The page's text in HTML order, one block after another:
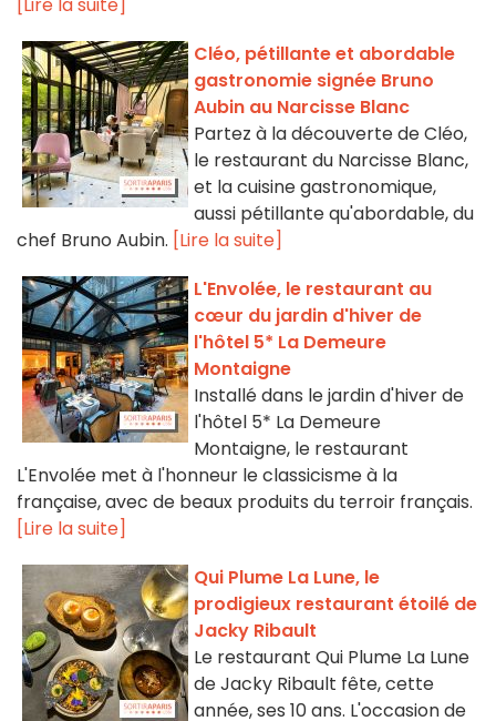
[Lire la suite]
Cléo, pétillante et abordable
gastronomie signée Bruno
Aubin au Narcisse Blanc
Partez à la découverte de Cléo,
le restaurant du Narcisse Blanc,
et la cuisine gastronomique,
aussi pétillante qu'abordable, du
chef Bruno Aubin. [Lire la suite]
L'Envolée, le restaurant au
cœur du jardin d'hiver de
l'hôtel 5* La Demeure
Montaigne
Installé dans le jardin d'hiver de
l'hôtel 5* La Demeure
Montaigne, le restaurant
L'Envolée met à l'honneur le classicisme à la
française, avec de beaux produits du terroir français.
[Lire la suite]
Qui Plume La Lune, le
prodigieux restaurant étoilé de
Jacky Ribault
Le restaurant Qui Plume La Lune
de Jacky Ribault fête, cette
année, ses 10 ans. L'occasion de